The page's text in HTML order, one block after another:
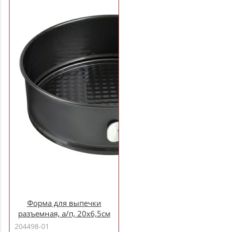
Форма для выпечки
разъемная, а/п, 20х6,5см
(846-367)
204498-01